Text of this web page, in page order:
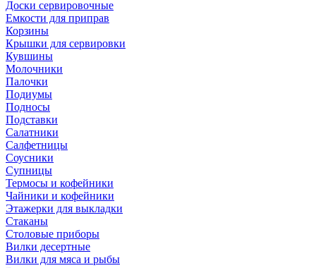
Доски сервировочные
Емкости для приправ
Корзины
Крышки для сервировки
Кувшины
Молочники
Палочки
Подиумы
Подносы
Подставки
Салатники
Салфетницы
Соусники
Супницы
Термосы и кофейники
Чайники и кофейники
Этажерки для выкладки
Стаканы
Столовые приборы
Вилки десертные
Вилки для мяса и рыбы